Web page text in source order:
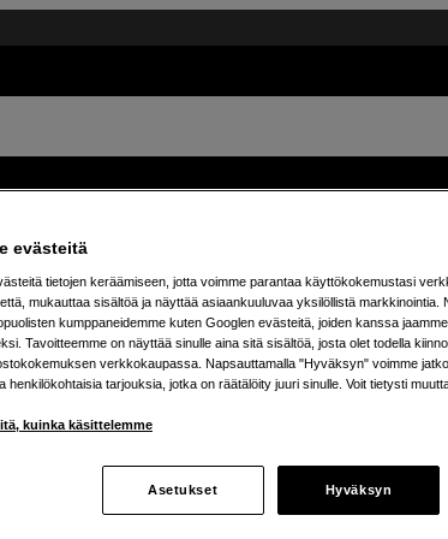
25 % JBL Boombox -kaiuttimista – osta
evästeitä
tietojen keräämiseen, jotta voimme parantaa käyttökokemustasi
mukauttaa sisältöä ja näyttää asiaankuuluvaa yksilöllistä markkinointia.
kumppaneidemme kuten Googlen evästeitä, joiden kanssa
Tavoitteemme on näyttää sinulle aina sitä sisältöä, josta olet todella
verkkokaupassa. Napsauttamalla "Hyväksyn" voimme
henkilökohtaisia tarjouksia, jotka on räätälöity juuri sinulle. Voit tietysti
kuinka käsittelemme
Asetukset Hyväksyn